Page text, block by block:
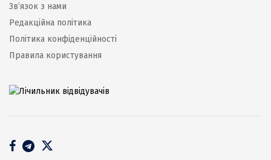
Зв’язок з нами
Редакційна політика
Політика конфіденційності
Правила користування